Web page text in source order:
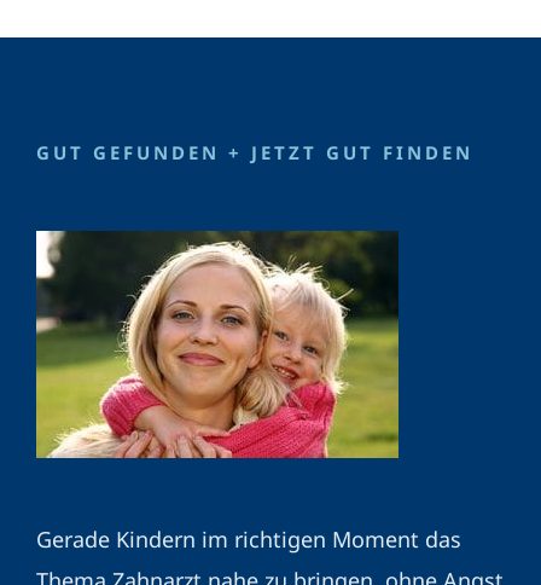
GUT GEFUNDEN + JETZT GUT FINDEN
Gerade Kindern im richtigen Moment das